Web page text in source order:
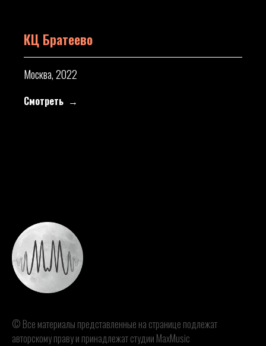
КЦ Братеево
Москва, 2022
Смотреть
© Все материалы представленные на странице подлежат
авторскому праву и принадлежат студии MaxMusic